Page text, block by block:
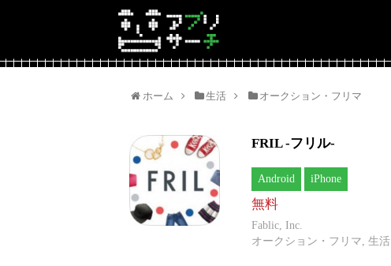
ホーム 生活 オークション・フリマ
FRIL -フリル-
Android iPhone
無料
Fablic, Inc.
オークション・フリマ, 生活